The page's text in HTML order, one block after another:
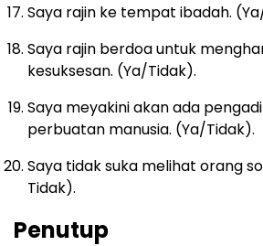
Saya rajin ke tempat ibadah.
Saya rajin berdoa untuk
kesuksesan. (Ya/Tidak).
Saya meyakini akan ada
perbuatan manusia. (Ya/Tidak).
Saya tidak suka melihat orang
Tidak).
Penutup